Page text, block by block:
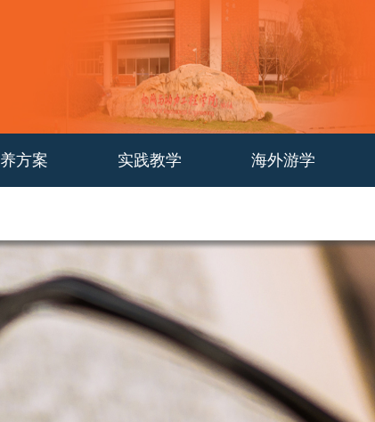
方案 实践教学 海外游学